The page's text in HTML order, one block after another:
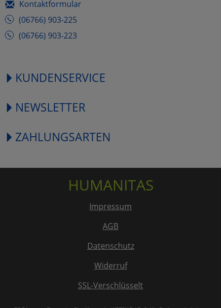
Kontaktformular
(06766) 903-225
(06766) 903-223
KUNDENSERVICE
NEWSLETTER
ZAHLUNGSARTEN
HUMANITAS
Impressum
AGB
Datenschutz
Widerruf
SSL-Verschlüsselt